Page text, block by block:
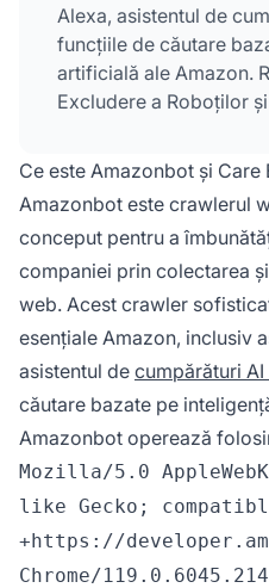
Alexa, asistentul de
funcțiile de căutare
artificială ale Amazon.
Excludere a Roboților
antrenarea modelelor
Ce este Amazonbot și Care
Amazonbot este crawlerul
conceput pentru a
companiei prin colectarea
web. Acest crawler
esențiale Amazon, inclusiv
asistentul de cumpărături AI
căutare bazate pe
Amazonbot operează
Mozilla/5.0
like Gecko;
+https://
Chrome/